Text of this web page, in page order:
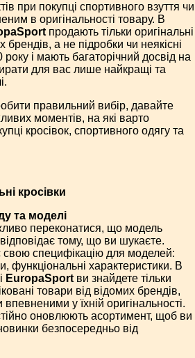
при покупці спортивного взуття чи
в оригінальності товару. В
продають тільки оригінальні
брендів, а не підробки чи неякісні
і мають багаторічний досвід на
для вас лише найкращі та
правильний вибір, давайте
моментів, на які варто
кросівок, спортивного одягу та
кросівки
та моделі
переконатися, що модель
тому, що ви шукаєте.
специфікацію для моделей:
функціональні характеристики. В
EuropaSport ви знайдете тільки
товари від відомих брендів,
у їхній оригінальності.
оновлюють асортимент, щоб ви
безпосередньо від